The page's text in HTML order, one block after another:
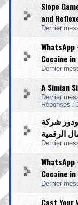
Slope
and
Dernier
WhatsApp
Cocaine
Dernier
A Simian
Dernier
Réponses :
شركة
الرقمية
Dernier
WhatsApp
Cocaine
Dernier
Cast Your